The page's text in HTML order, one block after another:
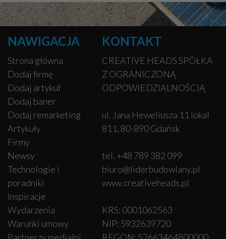
NAWIGACJA
Strona główna
Dodaj firmę
Dodaj artykuł
Dodaj baner
Dodaj remarketing
Artykuły
Firmy
Newsy
Technologie i
poradniki
Inspiracje
Wydarzenia
Warunki umowy
KONTAKT
CREATIVE HEADS SPÓŁKA
Z OGRANICZONĄ
ODPOWIEDZIALNOŚCIĄ
ul. Jana Heweliusza 11 lokal
811, 80-890 Gdańsk
tel. +48 789 382 099
biuro@liderbudowlany.pl
www.creativeheads.pl
KRS: 0001062563
NIP: 5932639720